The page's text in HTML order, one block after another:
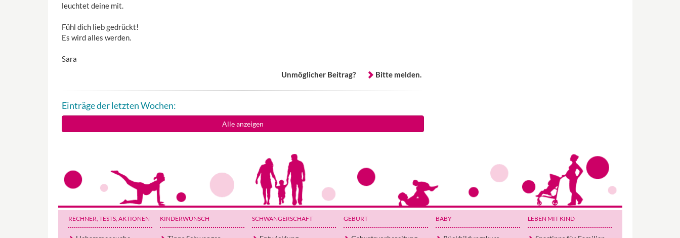
leuchtet deine mit.
Fühl dich lieb gedrückt!
Es wird alles werden.
Sara
Unmöglicher Beitrag?
Bitte melden.
Einträge der letzten Wochen:
Alle anzeigen
RECHNER, TESTS, AKTIONEN KINDERWUNSCH SCHWANGERSCHAFT GEBURT BABY LEBEN MIT KIND
Wir haben Deutschlands ersten
Eltern-Avatar für dich geschaffen!
Egal, welche Frage du hast rund ums
Elternwerden und Elternsein, Kurse, Tipps